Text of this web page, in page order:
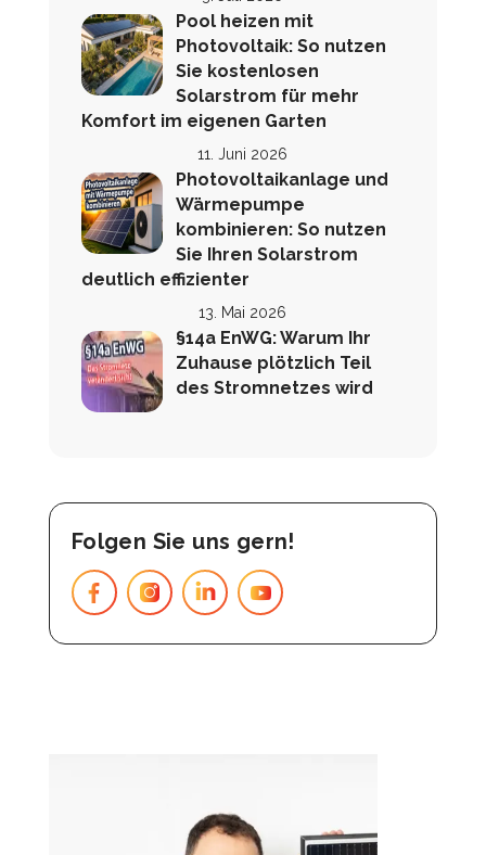
Pool heizen mit
Photovoltaik: So nutzen
Sie kostenlosen
Solarstrom für mehr
Komfort im eigenen Garten
Photovoltaikanlage und
Wärmepumpe
kombinieren: So nutzen
Sie Ihren Solarstrom
deutlich effizienter
11. Juni 2026
§14a EnWG: Warum Ihr
Zuhause plötzlich Teil
des Stromnetzes wird
13. Mai 2026
Folgen Sie uns gern!